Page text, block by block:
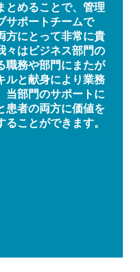
とめることで、管理
サポートチームで
方にとって非常に貴
々はビジネス部門の
職務や部門にまたが
ルと献身により業務
当部門のサポートに
患者の両方に価値を
ことができます。